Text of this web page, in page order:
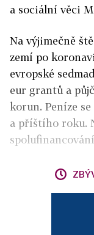
a sociální věci
Na výjimečně
zemí po
evropské
eur grantů a
korun. Peníze
a příštího roku.